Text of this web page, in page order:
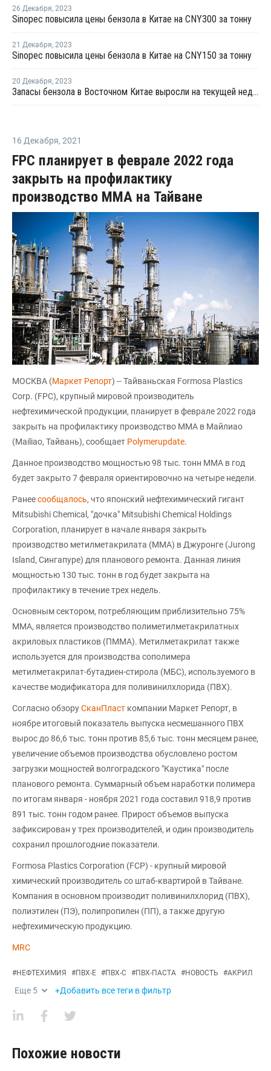
26 Декабря, 2023
Sinopec повысила цены бензола в Китае на CNY300 за тонну
21 Декабря, 2023
Sinopec повысила цены бензола в Китае на CNY150 за тонну
20 Декабря, 2023
Запасы бензола в Восточном Китае выросли на текущей неделе
16 Декабря, 2021
FPC планирует в феврале 2022 года
закрыть на профилактику
производство ММА на Тайване
МОСКВА (Маркет Репорт) -- Тайваньская Formosa Plastics
Corp. (FPC), крупный мировой производитель
нефтехимической продукции, планирует в феврале 2022 года
закрыть на профилактику производство ММА в Майлиао
(Mailiao, Тайвань), сообщает Polymerupdate.
Данное производство мощностью 98 тыс. тонн ММА в год
будет закрыто 7 февраля ориентировочно на четыре недели.
Ранеесообщалось, что японский нефтехимический гигант
Mitsubishi Chemical, "дочка" Mitsubishi Chemical Holdings
Corporation, планирует в начале января закрыть
производство метилметакрилата (ММА) в Джуронге (Jurong
Island, Сингапуре) для планового ремонта. Данная линия
мощностью 130 тыс. тонн в год будет закрыта на
профилактику в течение трех недель.
Основным сектором, потребляющим приблизительно 75%
ММА, является производство полиметилметакрилатных
акриловых пластиков (ПММА). Метилметакрилат также
используется для производства сополимера
метилметакрилат-бутадиен-стирола (МБС), используемого в
качестве модификатора для поливинилхлорида (ПВХ).
Согласно обзоруСканПласт компании Маркет Репорт, в
ноябре итоговый показатель выпуска несмешанного ПВХ
вырос до 86,6 тыс. тонн против 85,6 тыс. тонн месяцем ранее,
увеличение объемов производства обусловлено ростом
загрузки мощностей волгоградского "Каустика" после
планового ремонта. Суммарный объем наработки полимера
по итогам января - ноября 2021 года составил 918,9 против
891 тыс. тонн годом ранее. Прирост объемов выпуска
зафиксирован у трех производителей, и один производитель
сохранил прошлогодние показатели.
Formosa Plastics Corporation (FCP) - крупный мировой
химический производитель со штаб-квартирой в Тайване.
Компания в основном производит поливинилхлорид (ПВХ),
полиэтилен (ПЭ), полипропилен (ПП), а также другую
нефтехимическую продукцию.
MRC
#НЕФТЕХИМИЯ #ПВХ-Е #ПВХ-С #ПВХ-ПАСТА #НОВОСТЬ #АКРИЛ
Еще 5 +Добавить все теги в фильтр
Похожие новости